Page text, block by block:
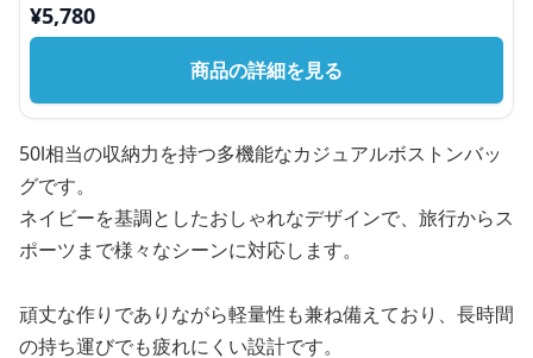
¥5,780
商品の詳細を見る
50l相当の収納力を持つ多機能なカジュアルボストンバッ
グです。
ネイビーを基調としたおしゃれなデザインで、旅行からス
ポーツまで様々なシーンに対応します。
頑丈な作りでありながら軽量性も兼ね備えており、長時間
の持ち運びでも疲れにくい設計です。